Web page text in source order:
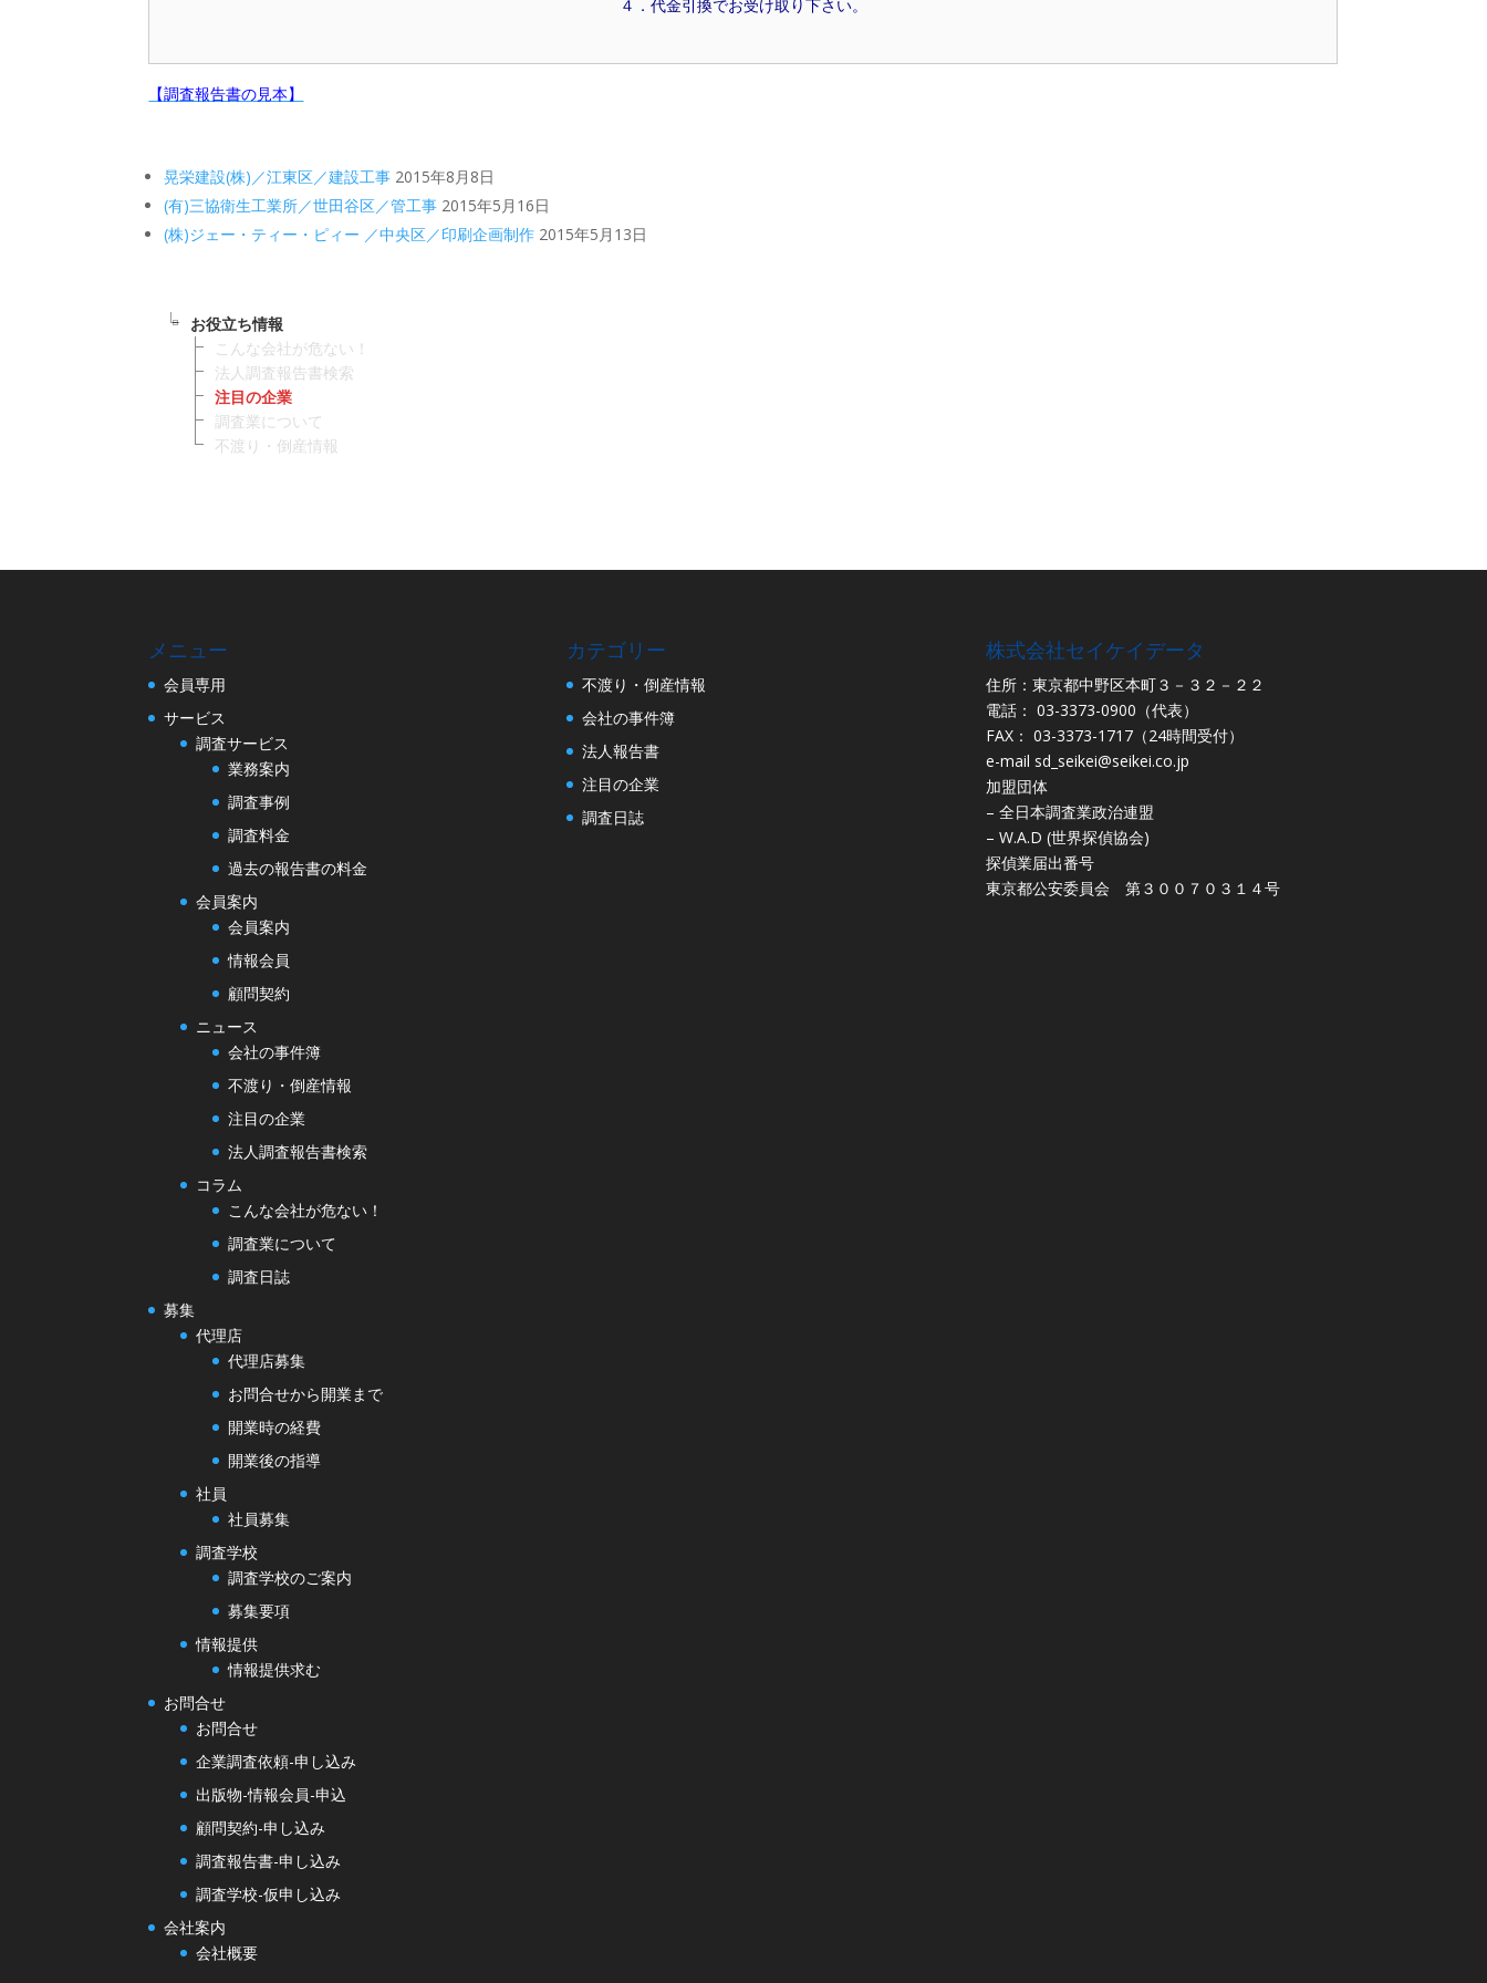
４．代金引換でお受け取り下さい。
【調査報告書の見本】
晃栄建設(株)／江東区／建設工事 2015年8月8日
(有)三協衛生工業所／世田谷区／管工事 2015年5月16日
(株)ジェー・ティー・ピィー ／中央区／印刷企画制作 2015年5月13日
お役立ち情報
こんな会社が危ない！
法人調査報告書検索
注目の企業
調査業について
不渡り・倒産情報
メニュー
会員専用
サービス
調査サービス
業務案内
調査事例
調査料金
過去の報告書の料金
会員案内
会員案内
情報会員
顧問契約
ニュース
会社の事件簿
不渡り・倒産情報
注目の企業
法人調査報告書検索
コラム
こんな会社が危ない！
調査業について
調査日誌
募集
代理店
代理店募集
お問合せから開業まで
開業時の経費
開業後の指導
社員
社員募集
調査学校
調査学校のご案内
募集要項
情報提供
情報提供求む
お問合せ
お問合せ
企業調査依頼-申し込み
出版物-情報会員-申込
顧問契約-申し込み
調査報告書-申し込み
調査学校-仮申し込み
会社案内
会社概要
カテゴリー
不渡り・倒産情報
会社の事件簿
法人報告書
注目の企業
調査日誌
株式会社セイケイデータ
住所：東京都中野区本町３－３２－２２
電話： 03-3373-0900（代表）
FAX： 03-3373-1717（24時間受付）
e-mail sd_seikei@seikei.co.jp
加盟団体
– 全日本調査業政治連盟
– W.A.D (世界探偵協会)
探偵業届出番号
東京都公安委員会 第３００７０３１４号